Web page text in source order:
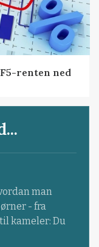
renten ned
man
- fra
kameler: Du